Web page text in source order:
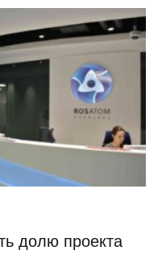
долю проекта